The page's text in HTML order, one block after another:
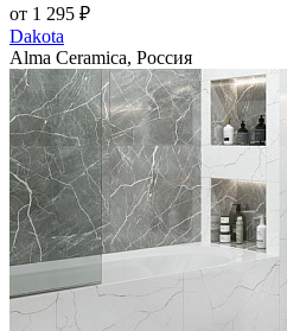
от 1 295 ₽
Dakota
Alma Ceramica, Россия